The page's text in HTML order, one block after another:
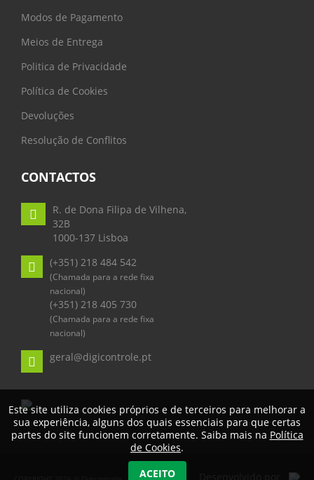
Modos de Pagamento
Meios de Entrega
Politica de Privacidade
Política de Cookies
Devoluções
Resolução de Conflitos
CONTACTOS
R. de Dona Filipa de Vilhena,
32B
1000-137 Lisboa
(+351) 218 484 542
(Chamada para a rede fixa
nacional)
(+351) 218 405 730
(Chamada para a rede fixa
nacional)
geral@digicontrole.pt
Este site utiliza cookies próprios e de terceiros para melhorar a
sua experiência, alguns dos quais essenciais para que certas
partes do site funcionem corretamente. Saiba mais na Política
de Cookies.
ACEITO